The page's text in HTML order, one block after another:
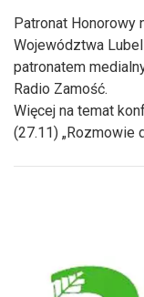
Patronat Honorowy
Województwa
patronatem
Radio Zamość.
Więcej na temat
(27.11) „Rozmowie